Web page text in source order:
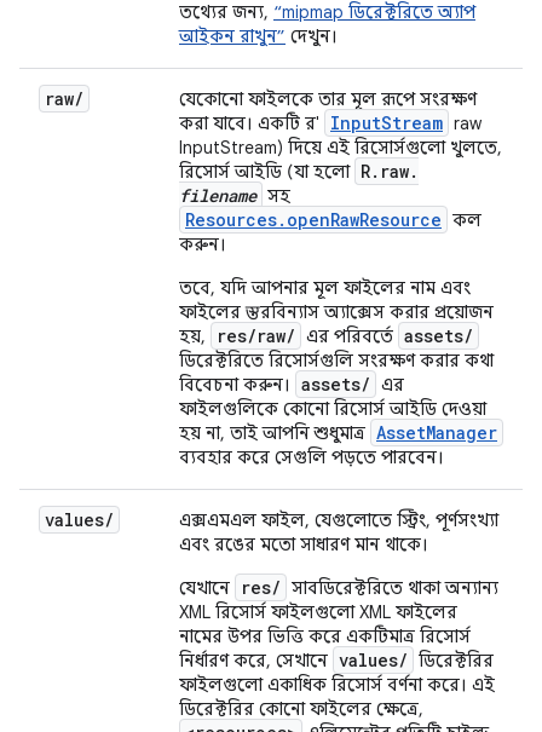
তথ্যের জন্য, “mipmap ডিরেক্টরিতে অ্যাপ
আইকন রাখুন” দেখুন।
raw/
যেকোনো ফাইলকে তার মূল রূপে সংরক্ষণ
করা যাবে। একটি র'
InputStream raw
InputStream) দিয়ে এই রিসোর্সগুলো খুলতে,
রিসোর্স আইডি (যা হলো R.raw.
filename সহ
Resources.openRawResource কল
করুন।
তবে, যদি আপনার মূল ফাইলের নাম এবং
ফাইলের স্তরবিন্যাস অ্যাক্সেস করার প্রয়োজন
হয়,
res/raw/ এর পরিবর্তে assets/
ডিরেক্টরিতে রিসোর্সগুলি সংরক্ষণ করার কথা
বিবেচনা করুন।
assets/ এর
ফাইলগুলিকে কোনো রিসোর্স আইডি দেওয়া
হয় না, তাই আপনি শুধুমাত্র AssetManager
ব্যবহার করে সেগুলি পড়তে পারবেন।
values/
এক্সএমএল ফাইল, যেগুলোতে স্ট্রিং, পূর্ণসংখ্যা
এবং রঙের মতো সাধারণ মান থাকে।
যেখানে
res/ সাবডিরেক্টরিতে থাকা অন্যান্য
XML রিসোর্স ফাইলগুলো XML ফাইলের
নামের উপর ভিত্তি করে একটিমাত্র রিসোর্স
নির্ধারণ করে, সেখানে values/ ডিরেক্টরির
ফাইলগুলো একাধিক রিসোর্স বর্ণনা করে। এই
ডিরেক্টরির কোনো ফাইলের ক্ষেত্রে,